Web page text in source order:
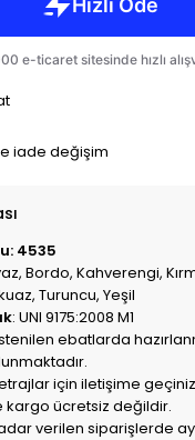
iade değişim
4535
Bordo, Kahverengi,
Turuncu, Yeşil
: UNI 9175:2008 M1
ebatlarda
için iletişime
kargo ücretsiz değildir.
verilen siparişlerde